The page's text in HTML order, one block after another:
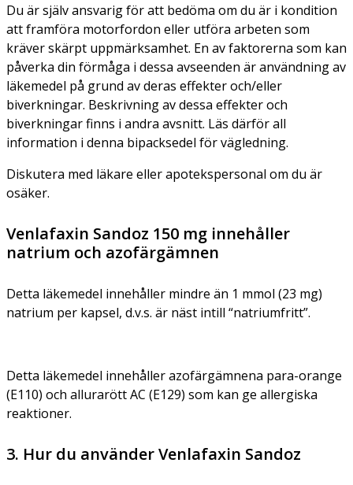
Du är själv ansvarig för att bedöma om du är i kondition
att framföra motorfordon eller utföra arbeten som
kräver skärpt uppmärksamhet. En av faktorerna som kan
påverka din förmåga i dessa avseenden är användning av
läkemedel på grund av deras effekter och/eller
biverkningar. Beskrivning av dessa effekter och
biverkningar finns i andra avsnitt. Läs därför all
information i denna bipacksedel för vägledning.
Diskutera med läkare eller apotekspersonal om du är
osäker.
Venlafaxin Sandoz 150 mg innehåller
natrium och azofärgämnen
Detta läkemedel innehåller mindre än 1 mmol (23 mg)
natrium per kapsel, d.v.s. är näst intill “natriumfritt”.
Detta läkemedel innehåller azofärgämnena para-orange
(E110) och allurarött AC (E129) som kan ge allergiska
reaktioner.
3. Hur du använder Venlafaxin Sandoz